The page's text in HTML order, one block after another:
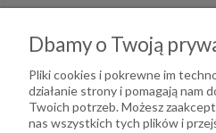
O
Dbamy o Twoją
Pliki cookies i pokrewne im
działanie strony i pomagają nam
Twoich potrzeb. Możesz
nas wszystkich tych plików i